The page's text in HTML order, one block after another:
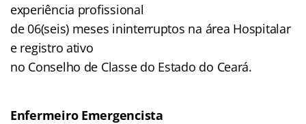
experiência profissional
de 06(seis) meses ininterruptos na área Hospitalar
e registro ativo
no Conselho de Classe do Estado do Ceará.
Enfermeiro Emergencista